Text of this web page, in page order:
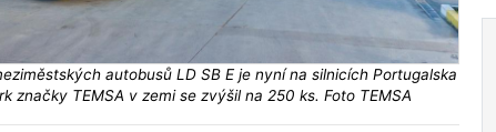
autobusů LD SB E je nyní na silnicích Portugalska
značky TEMSA v zemi se zvýšil na 250 ks. Foto TEMSA